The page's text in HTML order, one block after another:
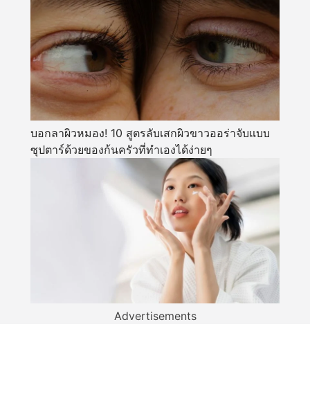
บอกลาผิวหมอง! 10 สูตรลับเสกผิวขาวออร่าจับแบบ
ซุปตาร์ด้วยของก้นครัวที่ทำเองได้ง่ายๆ
Advertisements